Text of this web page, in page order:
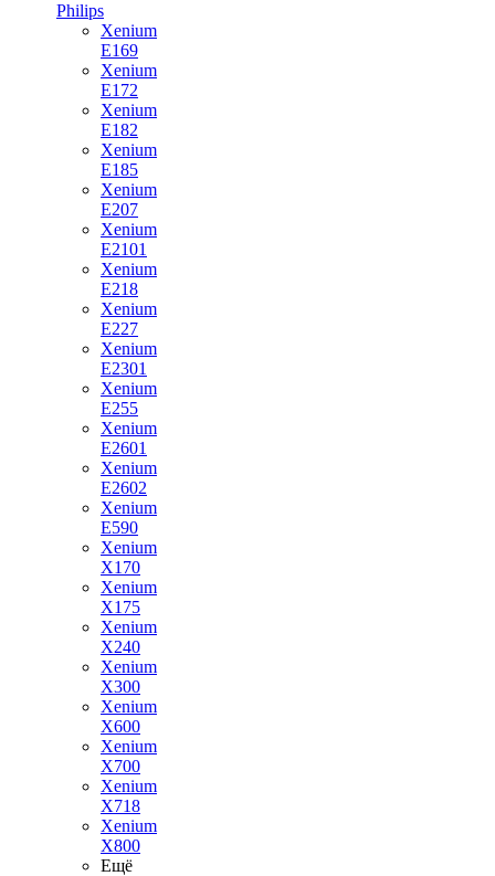
Philips
Xenium
E169
Xenium
E172
Xenium
E182
Xenium
E185
Xenium
E207
Xenium
E2101
Xenium
E218
Xenium
E227
Xenium
E2301
Xenium
E255
Xenium
E2601
Xenium
E2602
Xenium
E590
Xenium
X170
Xenium
X175
Xenium
X240
Xenium
X300
Xenium
X600
Xenium
X700
Xenium
X718
Xenium
X800
Ещё